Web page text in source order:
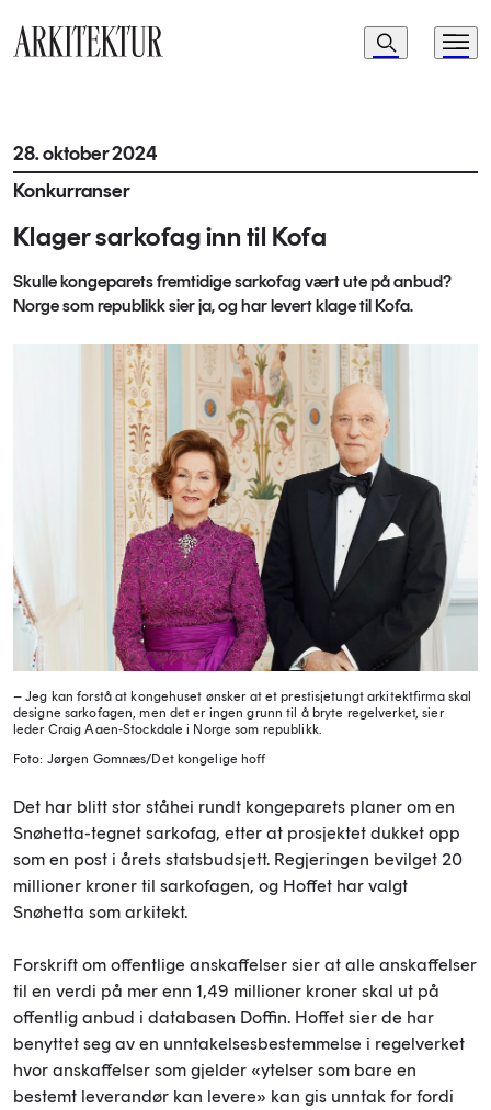
Navigasjon
Søk Meny
28. oktober 2024
Konkurranser
Klager sarkofag inn til Kofa
Skulle kongeparets fremtidige sarkofag vært ute på anbud?
Norge som republikk sier ja, og har levert klage til Kofa.
– Jeg kan forstå at kongehuset ønsker at et prestisjetungt arkitektfirma skal
designe sarkofagen, men det er ingen grunn til å bryte regelverket, sier
leder Craig Aaen-Stockdale i Norge som republikk.
Foto: Jørgen Gomnæs/Det kongelige hoff
Det har blitt stor ståhei rundt kongeparets planer om en
Snøhetta-tegnet sarkofag, etter at prosjektet dukket opp
som en post i årets statsbudsjett. Regjeringen bevilget 20
millioner kroner til sarkofagen, og Hoffet har valgt
Snøhetta som arkitekt.
Forskrift om offentlige anskaffelser sier at alle anskaffelser
til en verdi på mer enn 1,49 millioner kroner skal ut på
offentlig anbud i databasen Doffin. Hoffet sier de har
benyttet seg av en unntakelsesbestemmelse i regelverket
hvor anskaffelser som gjelder «ytelser som bare en
bestemt leverandør kan levere» kan gis unntak for fordi